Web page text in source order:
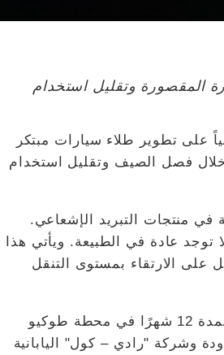
المقصورة وتقليل استخدام
على تطوير طلاء سيارات مبتكر
فصل الصيف وتقليل استخدام
منتجات التبريد الإشعاعي.
عادة في الطبيعة. ويأتي هذا
الارتقاء بمستوى التنقل
وكانت نيسان قد بدأت في نوفمبر 2023 إجراء تجارب الجدوى لمدة 12 شهرًا في محطة طوكيو
وشركة "رادي – كول" اليابانية